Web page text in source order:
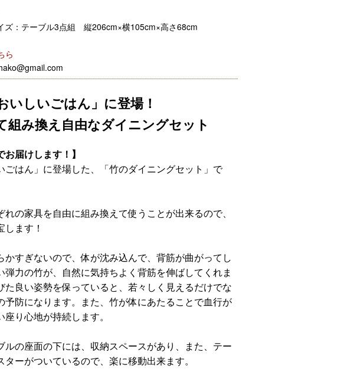
ズ：テーブル3点組 縦206cm×横105cm×高さ68cm
ら
いしいごはん」に登場！
組み換え自由なダイニングセット
お届けします！】
ごはん」に登場した、「竹のダイニングセット」で
の家具を自由に組み換えて使うことが出来るので、
ます！
かすぎないので、体が沈み込んで、背筋が曲がってし
弾力の竹が、自然に気持ちよく背筋を伸ばしてくれま
た良い姿勢を保っていると、若々しく見えるだけでな
予防になります。また、竹が体にあたることで血行が
り心地が持続します。
ルの座面の下には、収納スペースがあり、また、テー
ーがついているので、楽に移動出来ます。